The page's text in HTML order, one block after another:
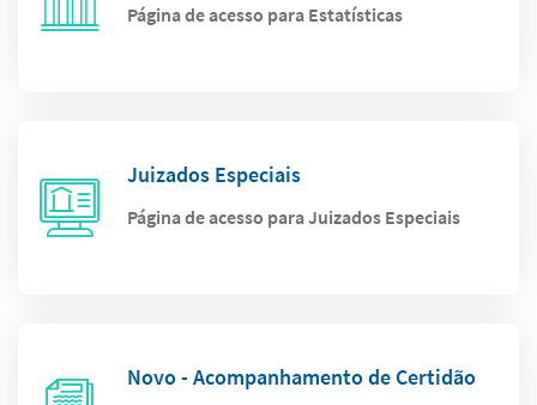
Página de acesso para Estatísticas
Juizados Especiais
Página de acesso para Juizados Especiais
Novo - Acompanhamento de Certidão